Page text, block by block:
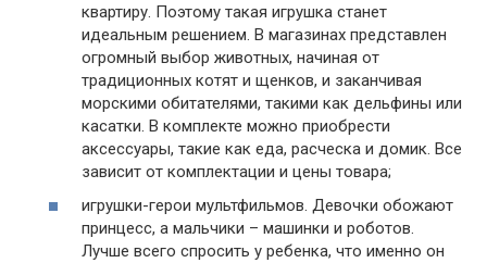
квартиру. Поэтому такая игрушка станет
идеальным решением. В магазинах представлен
огромный выбор животных, начиная от
традиционных котят и щенков, и заканчивая
морскими обитателями, такими как дельфины или
касатки. В комплекте можно приобрести
аксессуары, такие как еда, расческа и домик. Все
зависит от комплектации и цены товара;
игрушки-герои мультфильмов. Девочки обожают
принцесс, а мальчики – машинки и роботов.
Лучше всего спросить у ребенка, что именно он